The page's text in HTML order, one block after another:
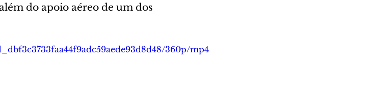
do apoio aéreo de um dos
360p/mp4